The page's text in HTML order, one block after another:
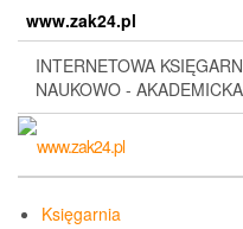
content
www.zak24.pl
INTERNETOWA
NAUKOWO - AKADEMICKA
Księgarnia